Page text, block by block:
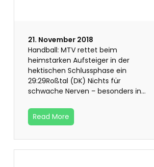
21. November 2018
Handball: MTV rettet beim
heimstarken Aufsteiger in der
hektischen Schlussphase ein
29:29Roßtal (DK) Nichts für
schwache Nerven – besonders in…
Read More